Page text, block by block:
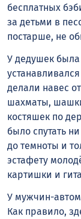
бесплатных
за детьми в
постарше, не
У дедушек
делали навес
шахматы,
костяшек по
было спутать
до темноты и
эстафету
картишки и
У мужчин-
Как правило,